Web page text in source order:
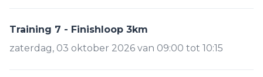
Training 7 - Finishloop 3km
zaterdag, 03 oktober 2026 van 09:00 tot 10:15